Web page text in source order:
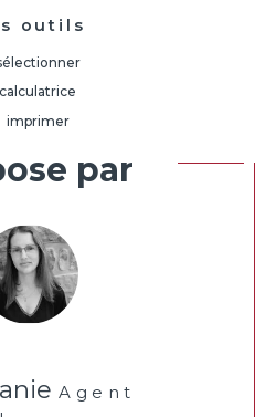
outils
calculatrice
imprimer
vous est
par
Agent